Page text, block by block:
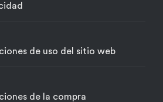
de uso del sitio web
de la compra